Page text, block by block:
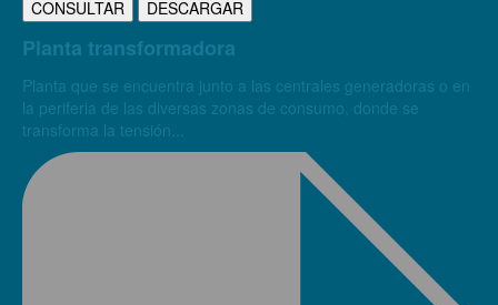
CONSULTAR DESCARGAR
Planta transformadora
Planta que se encuentra junto a las centrales generadoras o en
la periferia de las diversas zonas de consumo, donde se
transforma la tensión...